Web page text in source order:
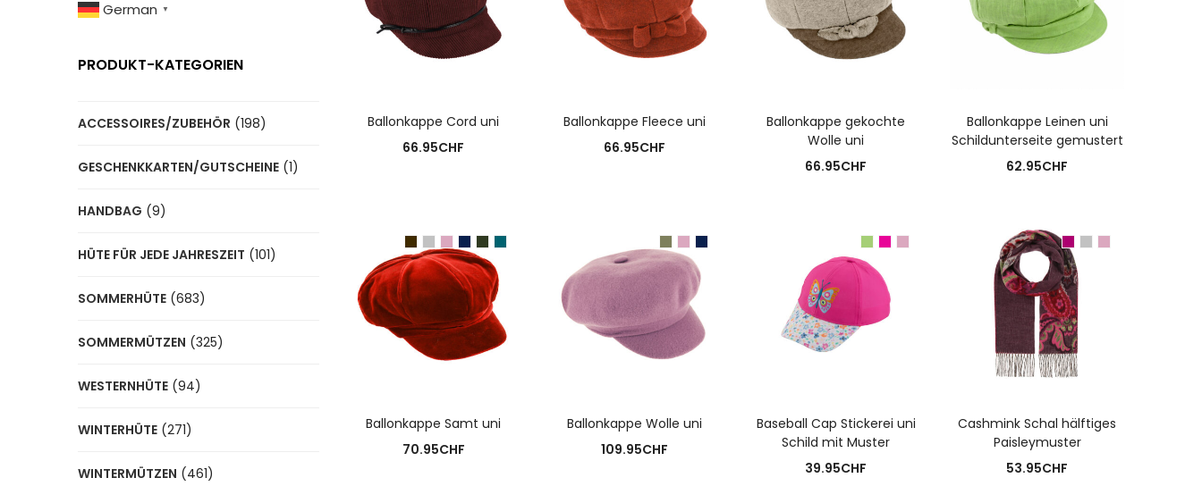
Ballonkappe Cord uni
66.95CHF
Ballonkappe Fleece uni
66.95CHF
Ballonkappe gekochte
Wolle uni
66.95CHF
Ballonkappe Leinen uni
Schildunterseite gemustert
62.95CHF
Ballonkappe Samt uni
70.95CHF
Ballonkappe Wolle uni
109.95CHF
Baseball Cap Stickerei uni
Schild mit Muster
39.95CHF
Cashmink Schal hälftiges
Paisleymuster
53.95CHF
German ▼
PRODUKT-KATEGORIEN
ACCESSOIRES/ZUBEHÖR (198)
GESCHENKKARTEN/GUTSCHEINE (1)
HANDBAG (9)
HÜTE FÜR JEDE JAHRESZEIT (101)
SOMMERHÜTE (683)
SOMMERMÜTZEN (325)
WESTERNHÜTE (94)
WINTERHÜTE (271)
WINTERMÜTZEN (461)